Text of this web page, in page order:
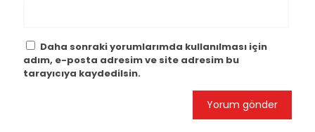
Daha sonraki yorumlarımda kullanılması için
adım, e-posta adresim ve site adresim bu
tarayıcıya kaydedilsin.